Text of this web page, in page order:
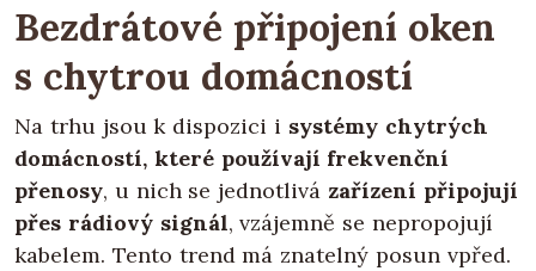
Bezdrátové připojení oken
s chytrou domácností
Na trhu jsou k dispozici i systémy chytrých
domácností, které používají frekvenční
přenosy, u nich se jednotlivá zařízení připojují
přes rádiový signál, vzájemně se nepropojují
kabelem. Tento trend má znatelný posun vpřed.